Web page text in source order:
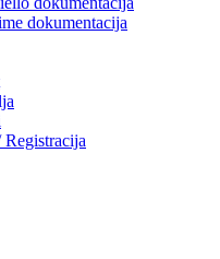
dokumentacija
Registracija